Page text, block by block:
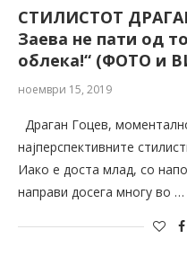
СТИЛИСТОТ
Заева не пати од
облека!“ (ФОТО и
ноември 15, 2019
Драган Гоцев,
најперспективните
Иако е доста млад, со
направи досега многу во …